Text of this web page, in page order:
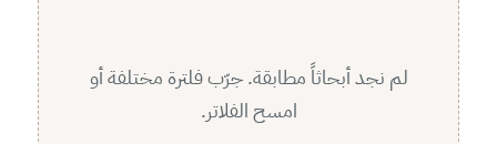
لم نجد أبحاثاً مطابقة. جرّب فلترة مختلفة أو
امسح الفلاتر.